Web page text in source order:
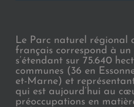
Le Parc naturel régional
français correspond à
s’étendant sur 75.640
communes (36 en
et-Marne) et
qui est aujourd’hui au
préoccupations en